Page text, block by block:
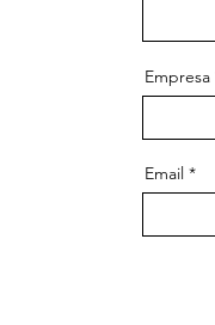
Empresa
Email